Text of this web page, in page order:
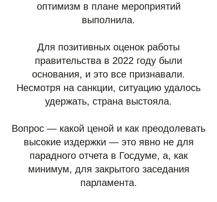
оптимизм в плане мероприятий
выполнила.
Для позитивных оценок работы
правительства в 2022 году были
основания, и это все признавали.
Несмотря на санкции, ситуацию удалось
удержать, страна выстояла.
Вопрос — какой ценой и как преодолевать
высокие издержки — это явно не для
парадного отчета в Госдуме, а, как
минимум, для закрытого заседания
парламента.